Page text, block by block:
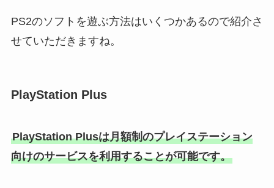
PS2のソフトを遊ぶ方法はいくつかあるので紹介さ
せていただきますね。
PlayStation Plus
PlayStation Plusは月額制のプレイステーション
向けのサービスを利用することが可能です。